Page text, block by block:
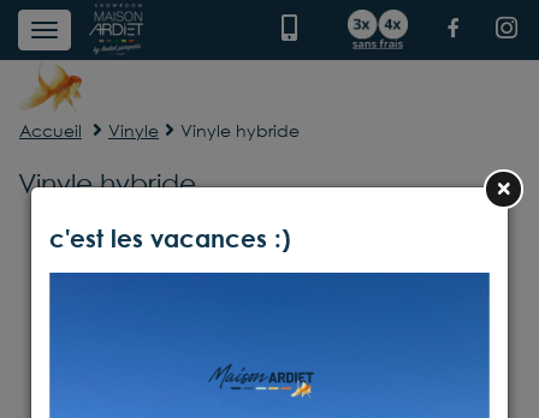
Accueil Vinyle Vinyle hybride
Vinyle hybride ×
c'est les vacances :)